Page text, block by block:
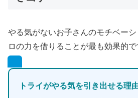
やる気がないお子さんのモチベー
ロの力を借りることが最も効果的で
トライがやる気を引き出せる理